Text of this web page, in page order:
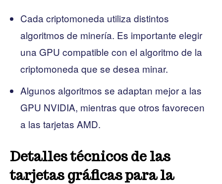
Cada criptomoneda utiliza distintos
algoritmos de minería. Es importante elegir
una GPU compatible con el algoritmo de la
criptomoneda que se desea minar.
Algunos algoritmos se adaptan mejor a las
GPU NVIDIA, mientras que otros favorecen
a las tarjetas AMD.
Detalles técnicos de las
tarjetas gráficas para la